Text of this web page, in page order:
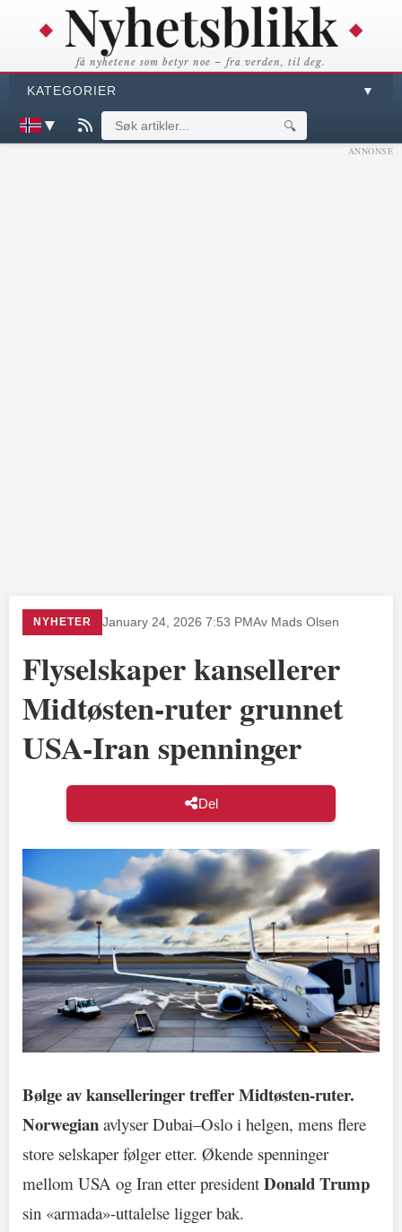
få nyhetene som betyr noe – fra verden, til deg.
KATEGORIER ▼
▼ 🔍
ANNONSE
NYHETER January 24, 2026 7:53 PMAv Mads Olsen
Flyselskaper kansellerer
Midtøsten-ruter grunnet
USA-Iran spenninger
Del
Bølge av kanselleringer treffer Midtøsten-ruter.
Norwegian avlyser Dubai–Oslo i helgen, mens flere
store selskaper følger etter. Økende spenninger
mellom USA og Iran etter president Donald Trump
sin «armada»-uttalelse ligger bak.